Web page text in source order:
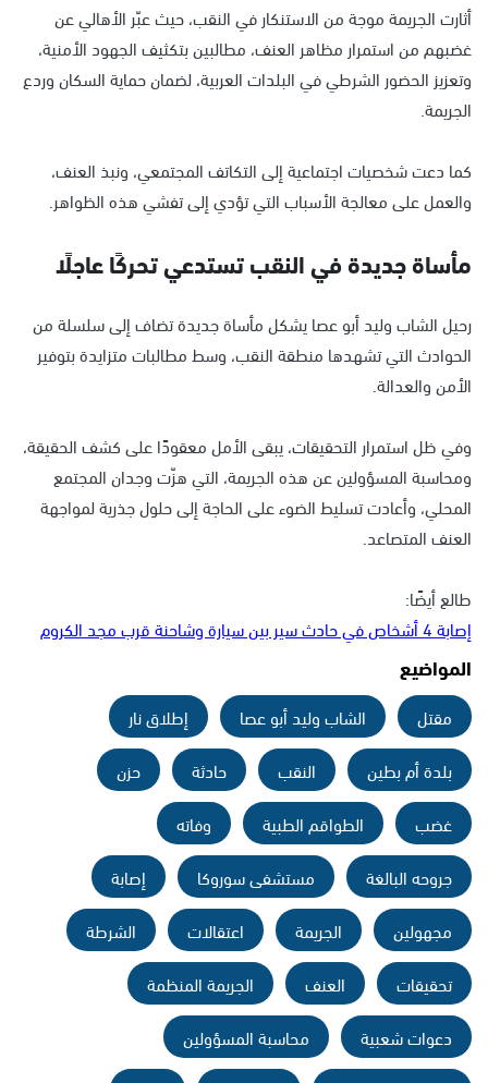
أثارت الجريمة موجة من الاستنكار في النقب، حيث عبّر الأهالي عن
غضبهم من استمرار مظاهر العنف، مطالبين بتكثيف الجهود الأمنية،
وتعزيز الحضور الشرطي في البلدات العربية، لضمان حماية السكان وردع
الجريمة.
كما دعت شخصيات اجتماعية إلى التكاتف المجتمعي، ونبذ العنف،
والعمل على معالجة الأسباب التي تؤدي إلى تفشي هذه الظواهر.
مأساة جديدة في النقب تستدعي تحركًا عاجلًا
رحيل الشاب وليد أبو عصا يشكل مأساة جديدة تضاف إلى سلسلة من
الحوادث التي تشهدها منطقة النقب، وسط مطالبات متزايدة بتوفير
الأمن والعدالة.
وفي ظل استمرار التحقيقات، يبقى الأمل معقودًا على كشف الحقيقة،
ومحاسبة المسؤولين عن هذه الجريمة، التي هزّت وجدان المجتمع
المحلي، وأعادت تسليط الضوء على الحاجة إلى حلول جذرية لمواجهة
العنف المتصاعد.
طالع أيضًا:
إصابة 4 أشخاص في حادث سير بين سيارة وشاحنة قرب مجد الكروم
المواضيع
مقتل الشاب وليد أبو عصا
إطلاق نار
بلدة أم بطين
النقب حادثة
حزن
غضب
الطواقم الطبية
وفاته
جروحه البالغة
مستشفى سوروكا
إصابة
مجهولين
الجريمة اعتقالات
الشرطة
تحقيقات
العنف
الجريمة المنظمة
دعوات شعبية
محاسبة المسؤولين